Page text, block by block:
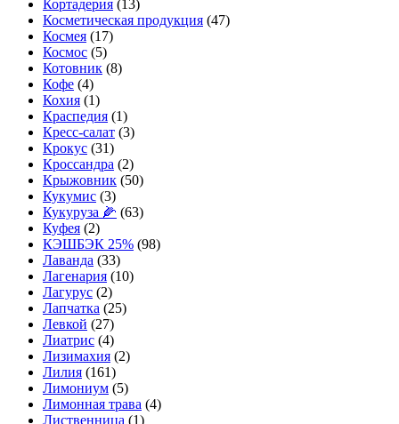
Кортадерия (13)
Косметическая продукция (47)
Космея (17)
Космос (5)
Котовник (8)
Кофе (4)
Кохия (1)
Краспедия (1)
Кресс-салат (3)
Крокус (31)
Кроссандра (2)
Крыжовник (50)
Кукумис (3)
Кукуруза 🌽 (63)
Куфея (2)
КЭШБЭК 25% (98)
Лаванда (33)
Лагенария (10)
Лагурус (2)
Лапчатка (25)
Левкой (27)
Лиатрис (4)
Лизимахия (2)
Лилия (161)
Лимониум (5)
Лимонная трава (4)
Лиственница (1)